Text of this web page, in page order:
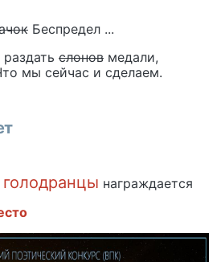
Беспредел ...
слонов медали,
мы сейчас и сделаем.
награждается